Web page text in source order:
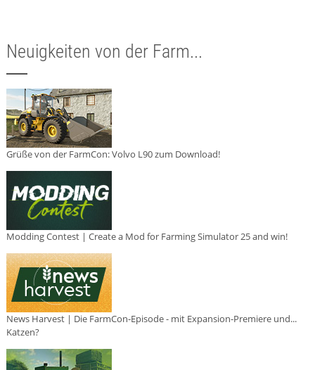
Neuigkeiten von der Farm...
Grüße von der FarmCon: Volvo L90 zum Download!
Modding Contest | Create a Mod for Farming Simulator 25 and win!
News Harvest | Die FarmCon-Episode - mit Expansion-Premiere und...
Katzen?